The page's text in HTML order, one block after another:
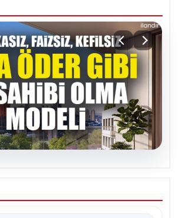
bir ilk! Emlak Konut
vizyonuyla kendi